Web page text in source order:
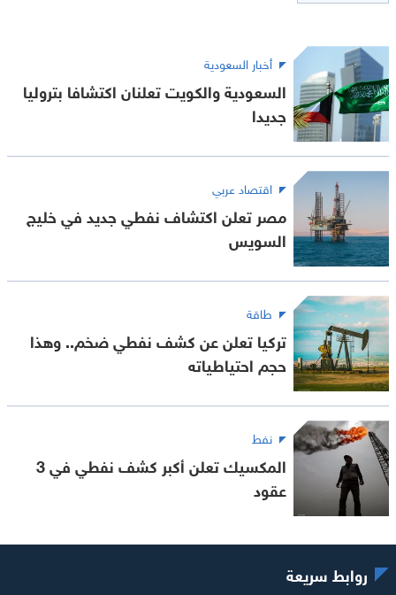
أخبار السعودية
السعودية والكويت تعلنان اكتشافا بتروليا
جديدا
اقتصاد عربي
مصر تعلن اكتشاف نفطي جديد في خليج
السويس
طاقة
تركيا تعلن عن كشف نفطي ضخم.. وهذا
حجم احتياطياته
نفط
المكسيك تعلن أكبر كشف نفطي في 3
عقود
روابط سريعة